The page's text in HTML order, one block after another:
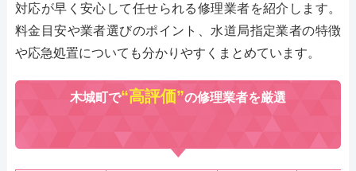
対応が早く安心して任せられる修理業者を紹介します。
料金目安や業者選びのポイント、水道局指定業者の特徴
や応急処置についても分かりやすくまとめています。
木城町で“高評価”の修理業者を厳選